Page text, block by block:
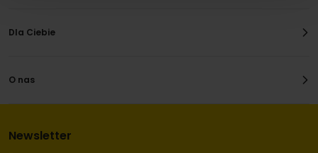
Dla Ciebie
O nas
Newsletter